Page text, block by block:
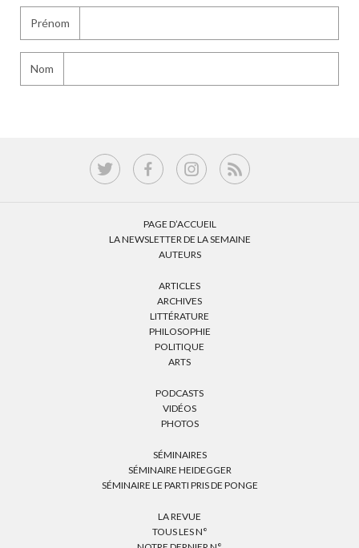
Prénom
Nom
PAGE D’ACCUEIL
LA NEWSLETTER DE LA SEMAINE
AUTEURS
ARTICLES
ARCHIVES
LITTÉRATURE
PHILOSOPHIE
POLITIQUE
ARTS
PODCASTS
VIDÉOS
PHOTOS
SÉMINAIRES
SÉMINAIRE HEIDEGGER
SÉMINAIRE LE PARTI PRIS DE PONGE
LA REVUE
TOUS LES N°